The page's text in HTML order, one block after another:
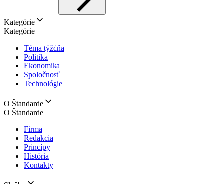
Kategórie
Kategórie
Téma týždňa
Politika
Ekonomika
Spoločnosť
Technológie
O Štandarde
O Štandarde
Firma
Redakcia
Princípy
História
Kontakty